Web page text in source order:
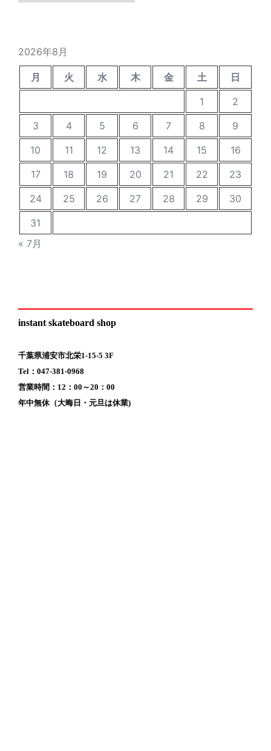
2026年8月
月 火 水 木 金 土
日
1
2
3
4 5 6 7 8
9
10
11 12 13 14 15
16
17
18 19 20 21 22
23
24
25 26 27 28 29
30
31
« 7月
instant skateboard shop
千葉県浦安市北栄1-15-5 3F
Tel：047-381-0968
営業時間：12：00～20：00
年中無休（大晦日・元旦は休業)